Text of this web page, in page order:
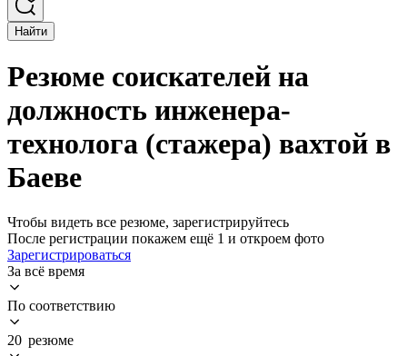
Найти
Резюме соискателей на
должность инженера-
технолога (стажера) вахтой в
Баеве
Чтобы видеть все резюме, зарегистрируйтесь
После регистрации покажем ещё 1 и откроем фото
Зарегистрироваться
За всё время
По соответствию
20 резюме